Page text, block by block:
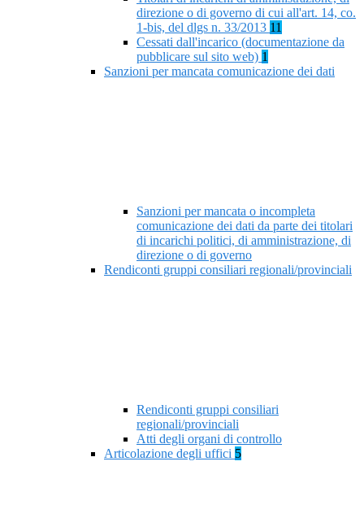
direzione o di governo di cui all'art. 14, co.
1-bis, del dlgs n. 33/2013 11
Cessati dall'incarico (documentazione da
pubblicare sul sito web) 1
Sanzioni per mancata comunicazione dei dati
Sanzioni per mancata o incompleta
comunicazione dei dati da parte dei titolari
di incarichi politici, di amministrazione, di
direzione o di governo
Rendiconti gruppi consiliari regionali/provinciali
Rendiconti gruppi consiliari
regionali/provinciali
Atti degli organi di controllo
Articolazione degli uffici 5